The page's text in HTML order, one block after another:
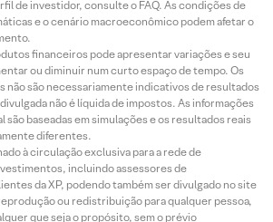
de investidor, consulte o FAQ. As condições de
e o cenário macroeconômico podem afetar o
financeiros pode apresentar variações e seu
ou diminuir num curto espaço de tempo. Os
não são necessariamente indicativos de resultados
não é líquida de impostos. As informações
baseadas em simulações e os resultados reais
diferentes.
à circulação exclusiva para a rede de
incluindo assessores de
da XP, podendo também ser divulgado no site
ou redistribuição para qualquer pessoa,
que seja o propósito, sem o prévio